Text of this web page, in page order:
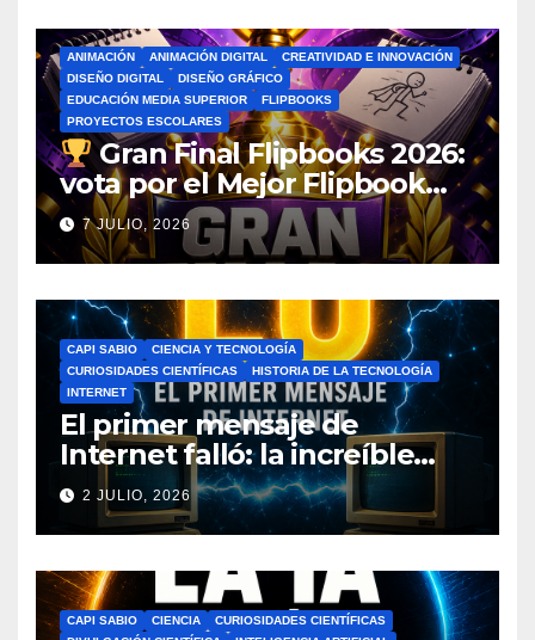
ANIMACIÓN ANIMACIÓN DIGITAL
CREATIVIDAD E INNOVACIÓN
DISEÑO DIGITAL
DISEÑO GRÁFICO
EDUCACIÓN MEDIA SUPERIOR
FLIPBOOKS
PROYECTOS ESCOLARES
Gran Final Flipbooks 2026:
vota por el Mejor Flipbook
del Ciclo Escolar
7 JULIO, 2026
CAPI SABIO
CIENCIA Y TECNOLOGÍA
CURIOSIDADES CIENTÍFICAS
HISTORIA DE LA TECNOLOGÍA
INTERNET
El primer mensaje de
Internet falló: la increíble
historia de ARPANET que
cambió el mundo
2 JULIO, 2026
CAPI SABIO CIENCIA
CURIOSIDADES CIENTÍFICAS